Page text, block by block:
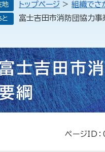
地 トップページ > 組織でさ
と 富士吉田市消防団協力
士吉田市
綱
ページID